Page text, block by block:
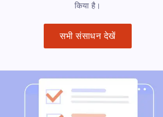
किया है।
सभी संसाधन देखें